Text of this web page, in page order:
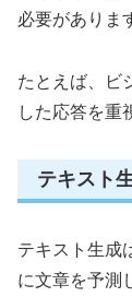
必要がありま
たとえば、ビ
した応答を重
テキスト
テキスト生成
に文章を予測